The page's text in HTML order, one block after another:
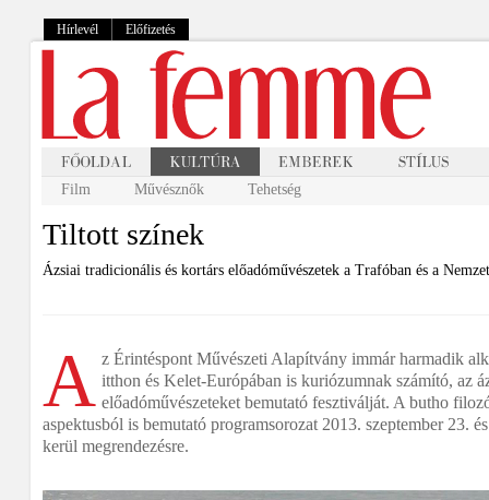
Hírlevél Előfizetés
Film Művésznők Tehetség
Tiltott színek
Ázsiai tradicionális és kortárs előadóművészetek a Trafóban és a
A z Érintéspont Művészeti Alapítvány immár harmadik
itthon és Kelet-Európában is kuriózumnak számító, az
előadóművészeteket bemutató fesztiválját. A butho
aspektusból is bemutató programsorozat 2013. szeptember 23.
kerül megrendezésre.